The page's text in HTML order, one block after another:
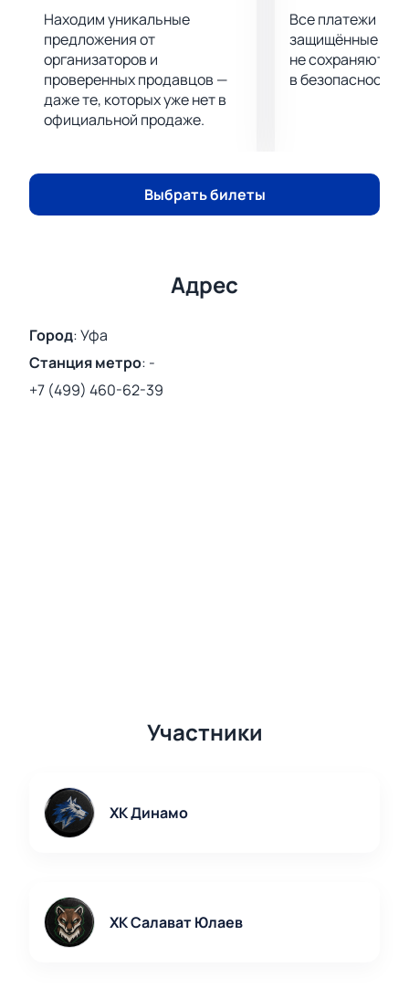
Находим уникальные
предложения от
организаторов и
проверенных продавцов —
даже те, которых уже нет в
официальной продаже.
Все платежи
защищённые
не сохраняются
в безопасности.
Выбрать билеты
Адрес
Город:Уфа
Станция метро: -
+7 (499) 460-62-39
Участники
ХК Динамо
ХК Салават Юлаев